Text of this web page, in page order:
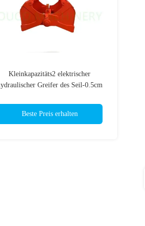
Kleinkapazitäts2 elektrischer
Greifer des Seil-0.5cm
Beste Preis erhalten